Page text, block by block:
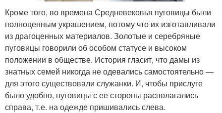
Кроме того, во времена Средневековья пуговицы были
полноценным украшением, потому что их изготавливали
из драгоценных материалов. Золотые и серебряные
пуговицы говорили об особом статусе и высоком
положении в обществе. История гласит, что дамы из
знатных семей никогда не одевались самостоятельно —
для этого существовали служанки. И, чтобы прислуге
было удобно, пуговицы с ее стороны располагались
справа, т.е. на одежде пришивались слева.